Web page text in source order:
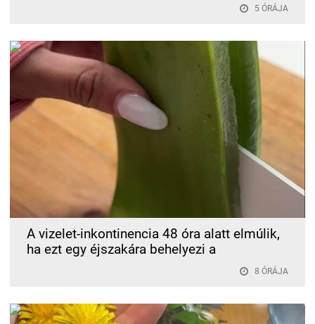
5 ÓRÁJA
A vizelet-inkontinencia 48 óra alatt elmúlik,
ha ezt egy éjszakára behelyezi a
8 ÓRÁJA